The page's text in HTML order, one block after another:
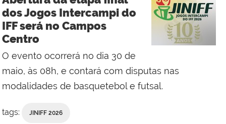
Macaé
dos Jogos Intercampi do
IFF será no Campos
Centro
O evento ocorrerá no dia 30 de
maio, às 08h, e contará com disputas nas
modalidades de basquetebol e futsal.
tags: JINIFF 2026